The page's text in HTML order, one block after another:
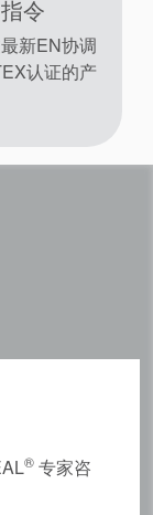
令
新EN协调
认证的产
® 专家咨